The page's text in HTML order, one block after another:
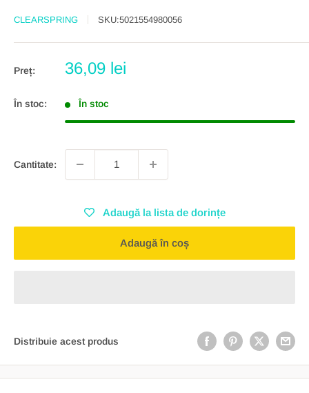
CLEARSPRING SKU:5021554980056
Preț:
Preț
36,09 lei
În stoc: În stoc
Cantitate:
Adaugă la lista de dorințe
Adaugă în coș
Distribuie acest produs